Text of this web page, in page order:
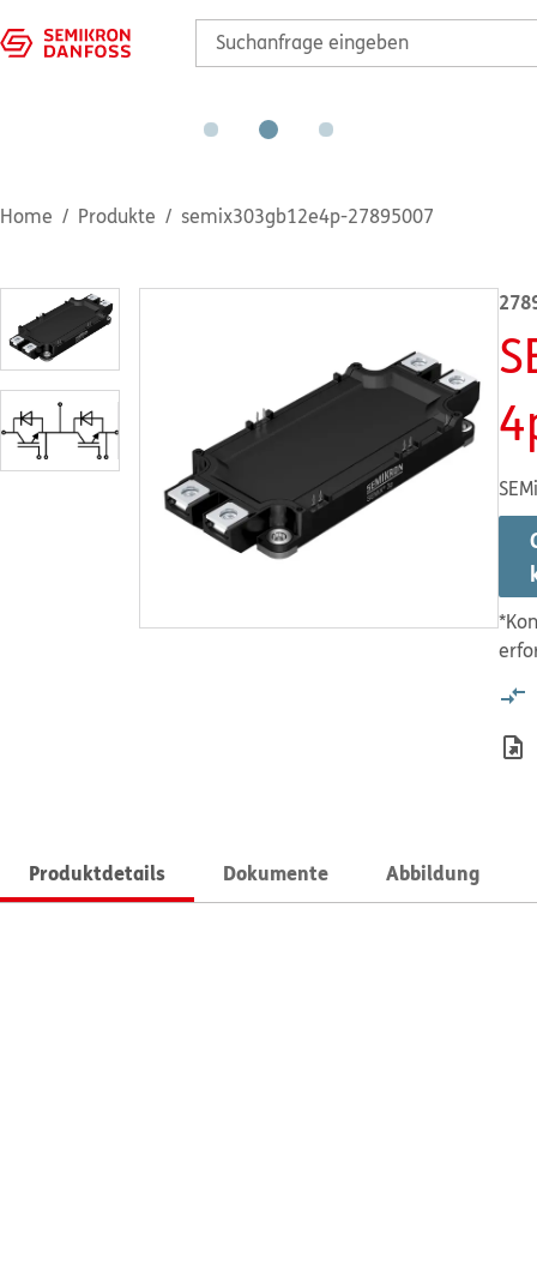
Home Produkte semix303gb12e4p-27895007
Produktdetails Dokumente Abbildung